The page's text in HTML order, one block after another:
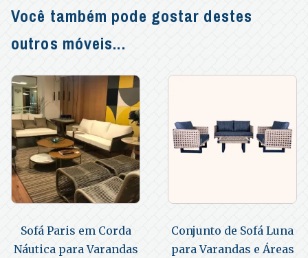
Você também pode gostar destes
outros móveis...
Sofá Paris em Corda
Náutica para Varandas
Conjunto de Sofá Luna
para Varandas e Áreas